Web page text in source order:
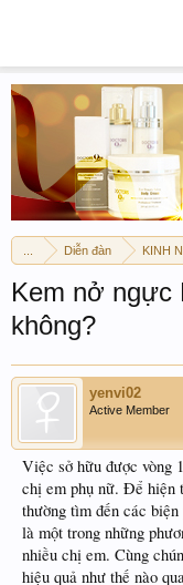
Diễn đàn KINH
Kem nở ngực
không?
yenvi02
Active Member
Việc sở hữu được vòng
chị em phụ nữ. Để hiện
thường tìm đến các
là một trong những
nhiều chị em. Cùng
hiệu quả như thế nào